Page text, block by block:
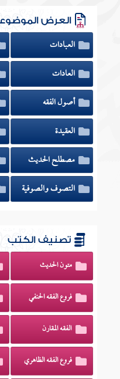
العرض
العبادات
العادات
أصول الفقه
العقيدة
مصطلح الحديث
التصوف والصوفية
تصنيف الكتب
متون الحديث
فروع الفقه الحنفي
الفقه المقارن
فروع الفقه الظاهري